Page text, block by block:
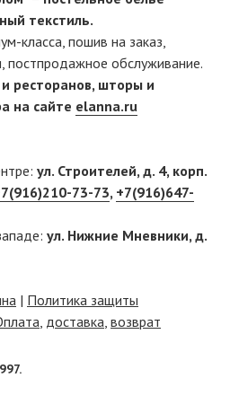
текстиль.
класса, пошив на заказ,
постпродажное обслуживание.
ресторанов, шторы и
на сайте elanna.ru
ул. Строителей, д. 4, корп.
73-73, +7(916)647-
ул. Нижние Мневники, д.
| Политика защиты
доставка возврат